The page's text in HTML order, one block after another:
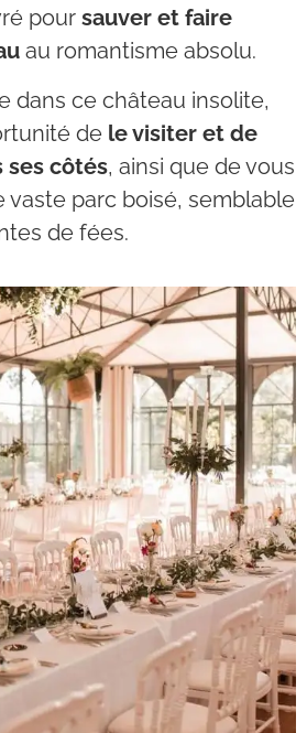
pour sauver et faire
au romantisme absolu.
dans ce château insolite,
de le visiter et de
ses côtés, ainsi que de vous
vaste parc boisé, semblable
de fées.